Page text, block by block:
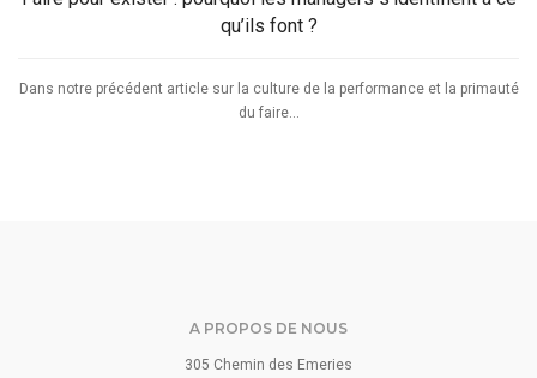
qu’ils font ?
Dans notre précédent article sur la culture de la performance et la primauté
du faire...
A PROPOS DE NOUS
305 Chemin des Emeries